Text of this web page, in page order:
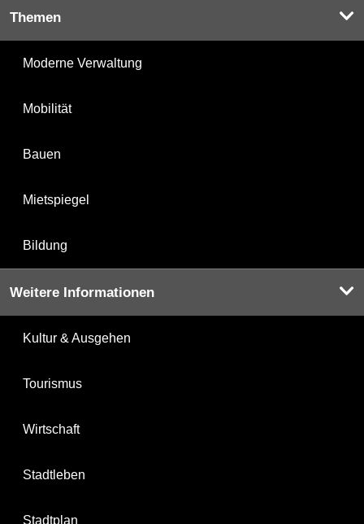
Themen
Moderne Verwaltung
Mobilität
Bauen
Mietspiegel
Bildung
Weitere Informationen
Kultur & Ausgehen
Tourismus
Wirtschaft
Stadtleben
Stadtplan